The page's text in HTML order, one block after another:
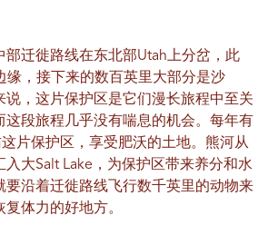
部迁徙路线在东北部Utah上分岔，此
缘，接下来的数百英里大部分是沙
说，这片保护区是它们漫长旅程中至关
段旅程几乎没有喘息的机会。每年有
片保护区，享受肥沃的土地。熊河从
大Salt Lake，为保护区带来养分和水
要沿着迁徙路线飞行数千英里的动物来
体力的好地方。